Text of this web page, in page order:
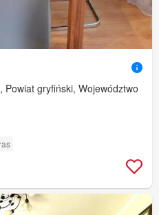
Powiat gryfiński, Województwo